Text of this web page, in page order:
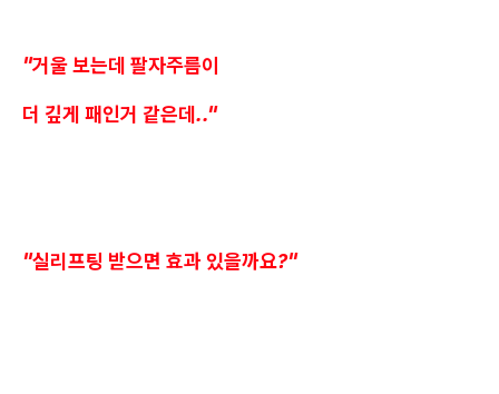
"거울 보는데 팔자주름이
더 깊게 패인거 같은데.."
"실리프팅 받으면 효과 있을까요?"